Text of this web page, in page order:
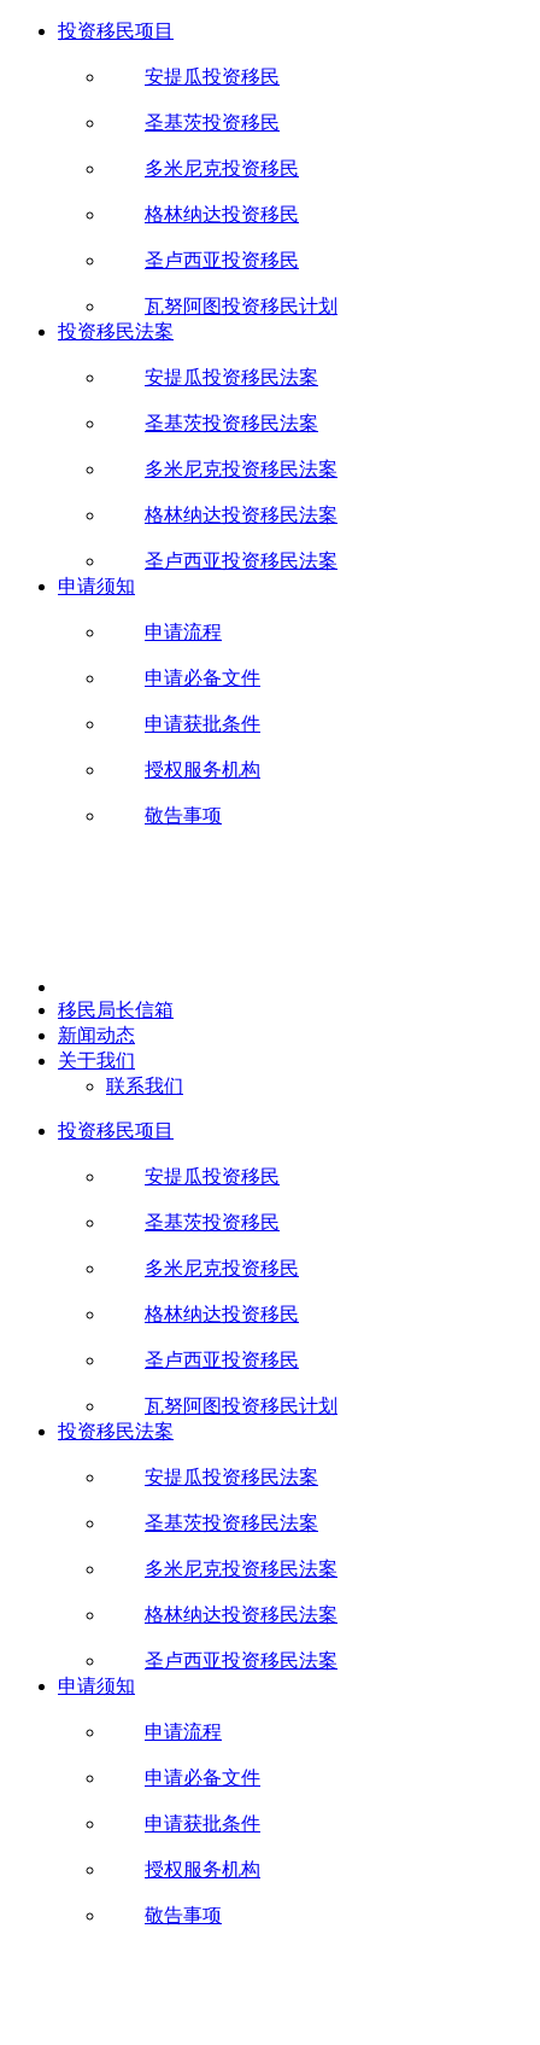
投资移民项目
安提瓜投资移民
圣基茨投资移民
多米尼克投资移民
格林纳达投资移民
圣卢西亚投资移民
瓦努阿图投资移民计划
投资移民法案
安提瓜投资移民法案
圣基茨投资移民法案
多米尼克投资移民法案
格林纳达投资移民法案
圣卢西亚投资移民法案
申请须知
申请流程
申请必备文件
申请获批条件
授权服务机构
敬告事项
移民局长信箱
新闻动态
关于我们
联系我们
投资移民项目
安提瓜投资移民
圣基茨投资移民
多米尼克投资移民
格林纳达投资移民
圣卢西亚投资移民
瓦努阿图投资移民计划
投资移民法案
安提瓜投资移民法案
圣基茨投资移民法案
多米尼克投资移民法案
格林纳达投资移民法案
圣卢西亚投资移民法案
申请须知
申请流程
申请必备文件
申请获批条件
授权服务机构
敬告事项